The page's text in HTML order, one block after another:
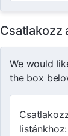
Csatlakozz
We would
the box
listánkhoz: